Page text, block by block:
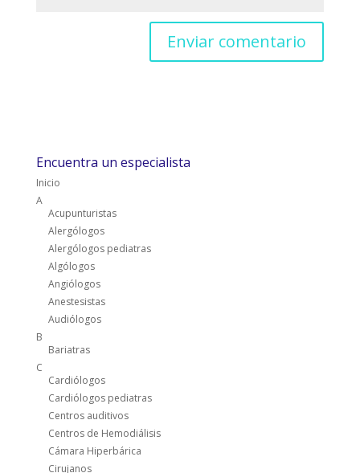
Encuentra un especialista
Inicio
A
Acupunturistas
Alergólogos
Alergólogos pediatras
Algólogos
Angiólogos
Anestesistas
Audiólogos
B
Bariatras
C
Cardiólogos
Cardiólogos pediatras
Centros auditivos
Centros de Hemodiálisis
Cámara Hiperbárica
Cirujanos